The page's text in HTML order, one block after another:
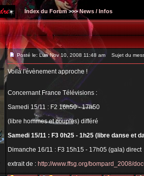
Index du Forum>>>News / Infos
Posté le: Lun Nov 10, 2008 11:48 am Sujet du
Voilà l'évènement approche !
Concernant France Télévisions :
Samedi 15/11 : F2 16h50 - 17h50
(libre hommes et couples) différé
Samedi 15/11 : F3 0h25 - 1h25 (libre danse et
Dimanche 16/11 : F3 15h15 - 17h05 (gala) direct
extrait de :http://www.ffsg.org/bompard_2008/